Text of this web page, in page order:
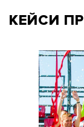
КЕЙСИ